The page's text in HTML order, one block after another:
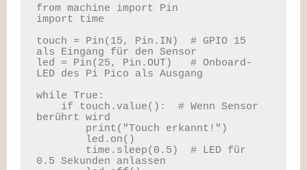
from machine import Pin
import time
touch = Pin(15, Pin.IN)  # GPIO 15
als Eingang für den Sensor
led = Pin(25, Pin.OUT)   # Onboard-
LED des Pi Pico als Ausgang
while True:
berührt wird
0.5 Sekunden anlassen